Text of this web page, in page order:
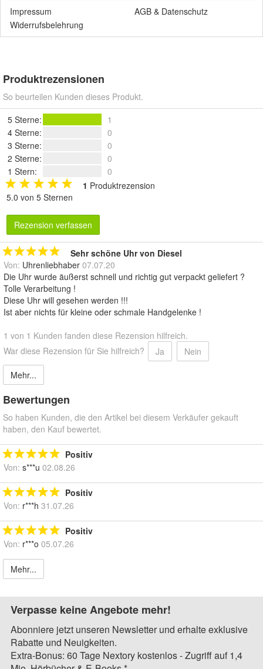
Impressum
AGB & Datenschutz
Widerrufsbelehrung
Produktrezensionen
So beurteilen Kunden dieses Produkt.
5 Sterne:
1
4 Sterne:
0
3 Sterne:
0
2 Sterne:
0
1 Stern:
0
1 Produktrezension
5.0 von 5 Sternen
Rezension verfassen
Sehr schöne Uhr von Diesel
Von: Uhrenliebhaber 07.07.20
Die Uhr wurde äußerst schnell und richtig gut verpackt geliefert ?
Tolle Verarbeitung !
Diese Uhr will gesehen werden !!!
Ist aber nichts für kleine oder schmale Handgelenke !
1 von 1 Kunden fanden diese Rezension hilfreich.
War diese Rezension für Sie hilfreich?
Ja
Nein
Mehr...
Bewertungen
So haben Kunden, die den Artikel bei diesem Verkäufer gekauft
haben, den Kauf bewertet.
Positiv
Von: s***u 02.08.26
Positiv
Von: r***h 31.07.26
Positiv
Von: r***o 05.07.26
Mehr...
Verpasse keine Angebote mehr!
Abonniere jetzt unseren Newsletter und erhalte exklusive
Rabatte und Neuigkeiten.
Extra-Bonus: 60 Tage Nextory kostenlos - Zugriff auf 1,4